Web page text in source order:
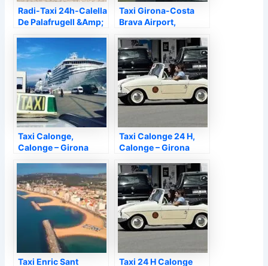
Radi-Taxi 24h-Calella
De Palafrugell &Amp;
Taxi Girona-Costa
Brava Airport,
Taxi Calonge,
Calonge – Girona
Taxi Calonge 24 H,
Calonge – Girona
Taxi Enric Sant Taxi 24 H Calonge